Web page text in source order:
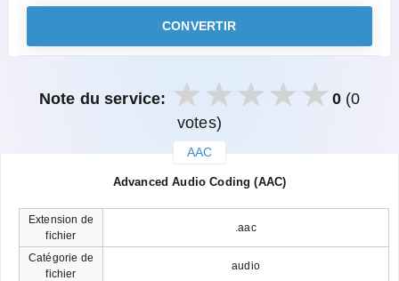
CONVERTIR
Note du service: 0(0
votes)
AAC
Advanced Audio Coding (AAC)
Extension de
fichier
.aac
Catégorie de
fichier
audio